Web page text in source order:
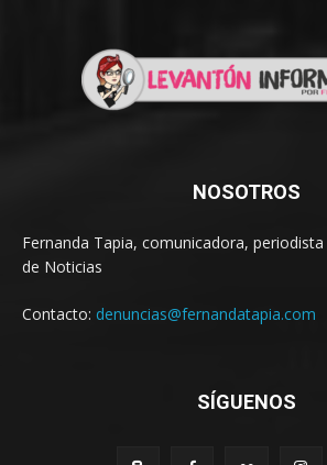
NOSOTROS
Fernanda Tapia, comunicadora,
de Noticias
Contacto: denuncias@fernandatapia.com
SÍGUENOS